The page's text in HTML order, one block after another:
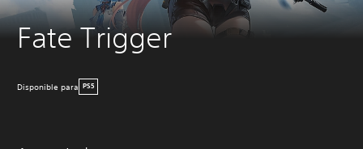
Fate Trigger
Disponible para PS5